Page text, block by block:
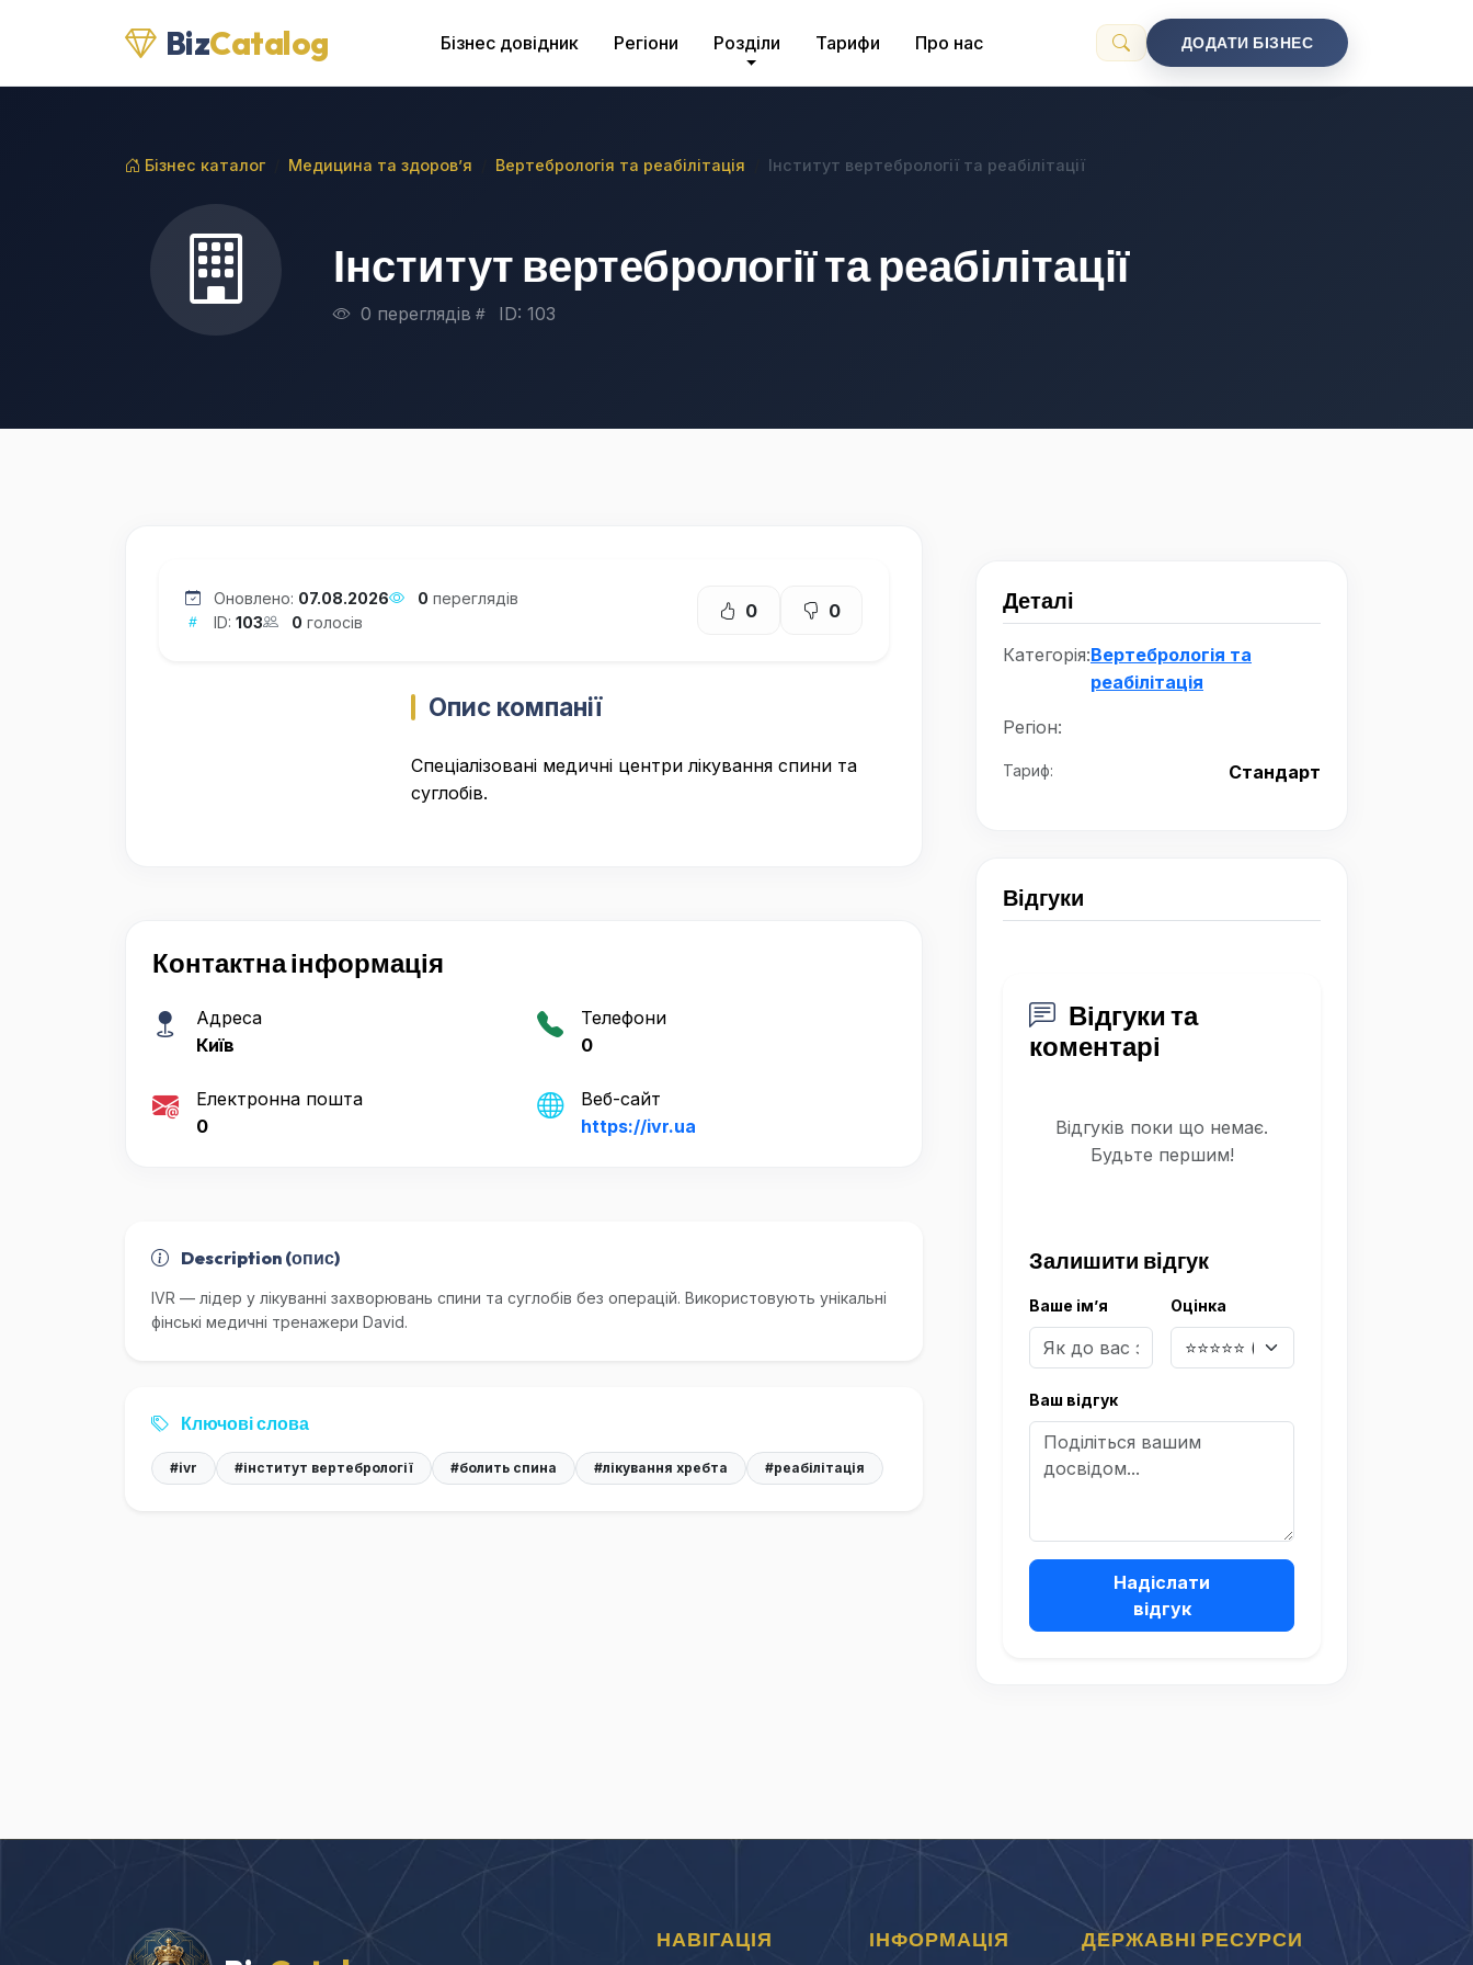
BizCatalog Бізнес довідник Регіони Розділи Тарифи Про нас ДОДАТИ БІЗНЕС
Бізнес каталог Медицина та здоров’я Вертебрологія та реабілітація Інститут вертебрології та реабілітації
Інститут вертебрології та реабілітації
0 переглядів ID: 103
Оновлено: 07.08.2026 0 переглядів
ID: 103 0 голосів
0 0
Опис компанії
Спеціалізовані медичні центри лікування спини та
суглобів.
Контактна інформація
Адреса
Київ
Телефони
0
Електронна пошта
0
Веб-сайт
https://ivr.ua
Description (опис)
IVR — лідер у лікуванні захворювань спини та суглобів без операцій. Використовують унікальні
фінські медичні тренажери David.
Ключові слова
#ivr #інститут вертебрології #болить спина #лікування хребта #реабілітація
Деталі
Категорія:Вертебрологія та
реабілітація
Регіон:
Тариф: Стандарт
Відгуки
Відгуки та
коментарі
Відгуків поки що немає.
Будьте першим!
Залишити відгук
Ваше ім’я Оцінка
Ваш відгук
Надіслати
відгук
НАВІГАЦІЯ ІНФОРМАЦІЯ ДЕРЖАВНІ РЕСУРСИ